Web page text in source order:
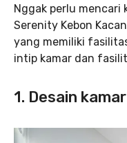
Nggak perlu mencari
Serenity Kebon
yang memiliki
intip kamar dan
1. Desain